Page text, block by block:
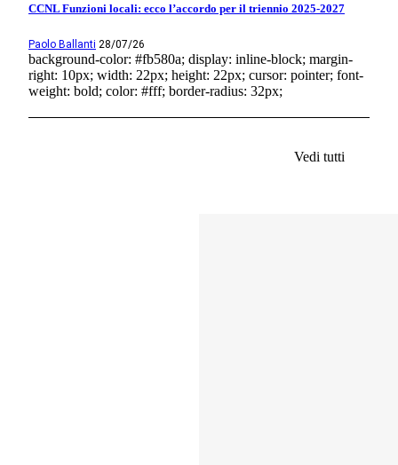
CCNL Funzioni locali: ecco l’accordo per il triennio 2025-2027
Paolo Ballanti 28/07/26
background-color: #fb580a; display: inline-block; margin-
right: 10px; width: 22px; height: 22px; cursor: pointer; font-
weight: bold; color: #fff; border-radius: 32px;
Vedi tutti